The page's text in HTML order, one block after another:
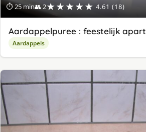
⏱ 25 min👥 2★★★★★ 4.61 (18)
Aardappelpuree : feestelijk apart
Aardappels